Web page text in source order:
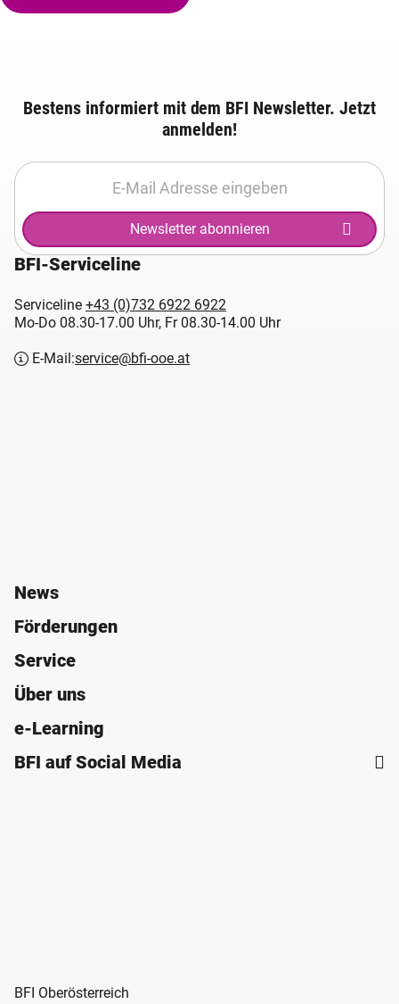
Bestens informiert mit dem BFI Newsletter. Jetzt
anmelden!
Newsletter abonnieren
BFI-Serviceline
Serviceline +43 (0)732 6922 6922
Mo-Do 08.30-17.00 Uhr, Fr 08.30-14.00 Uhr
E-Mail:service@bfi-ooe.at
News
Förderungen
Service
Über uns
e-Learning
BFI auf Social Media
BFI Oberösterreich